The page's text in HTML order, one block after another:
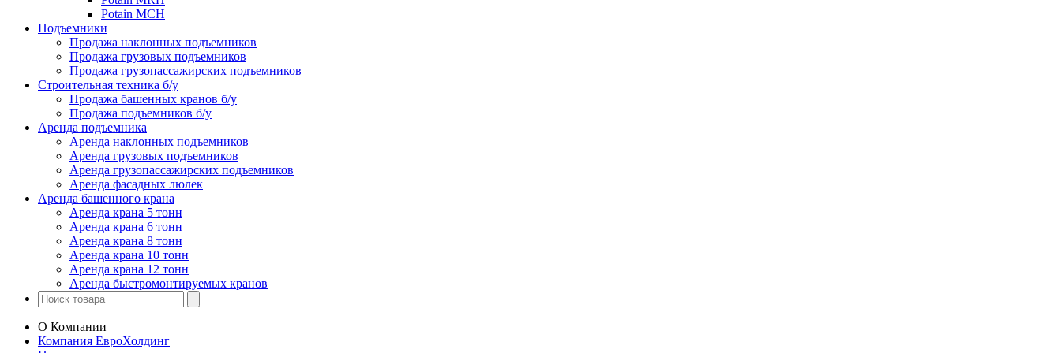
Potain MCH
Подъемники
Продажа наклонных подъемников
Продажа грузовых подъемников
Продажа грузопассажирских подъемников
Строительная техника б/у
Продажа башенных кранов б/у
Продажа подъемников б/у
Аренда подъемника
Аренда наклонных подъемников
Аренда грузовых подъемников
Аренда грузопассажирских подъемников
Аренда фасадных люлек
Аренда башенного крана
Аренда крана 5 тонн
Аренда крана 6 тонн
Аренда крана 8 тонн
Аренда крана 10 тонн
Аренда крана 12 тонн
Аренда быстромонтируемых кранов
О Компании
Компания ЕвроХолдинг